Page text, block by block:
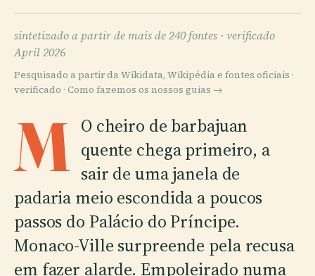
sintetizado a partir de mais de 240 fontes · verificado
April 2026
Pesquisado a partir da Wikidata, Wikipédia e fontes oficiais ·
verificado · Como fazemos os nossos guias →
M O cheiro de barbajuan
quente chega primeiro, a
sair de uma janela de
padaria meio escondida a poucos
passos do Palácio do Príncipe.
Monaco-Ville surpreende pela recusa
em fazer alarde. Empoleirado numa